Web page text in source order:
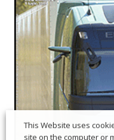
This Website uses
site on the computer or